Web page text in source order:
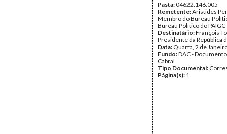
Pasta:04622.146.005
Remetente:Aristides
Membro do Bureau
Bureau Político do PAIGC
Destinatário:François
Presidente da República
Data: Quarta, 2 de
Fundo:DAC -
Cabral
Tipo Documental:
Página(s): 1